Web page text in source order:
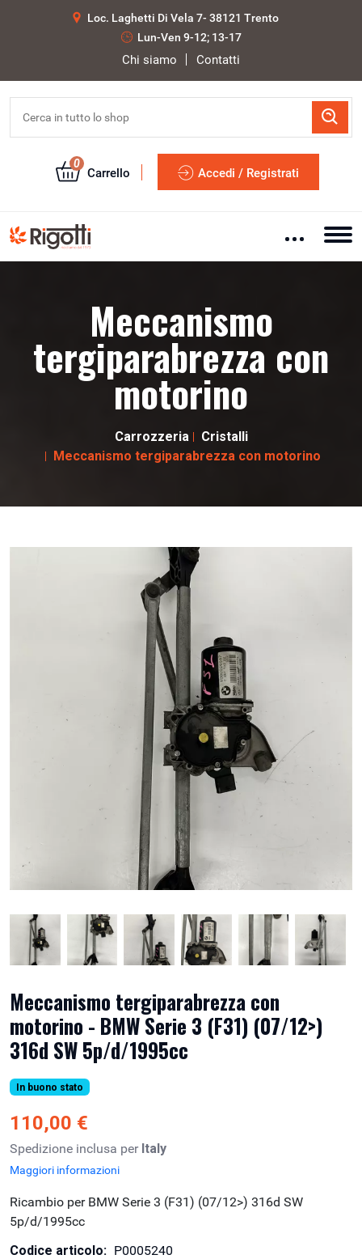
Loc. Laghetti Di Vela 7- 38121 Trento
Lun-Ven 9-12; 13-17
Chi siamo Contatti
0
Carrello Accedi / Registrati
Meccanismo
tergiparabrezza con
motorino
Carrozzeria
Cristalli
Meccanismo tergiparabrezza con motorino
Meccanismo tergiparabrezza con
motorino - BMW Serie 3 (F31) (07/12>)
316d SW 5p/d/1995cc
In buono stato
110,00 €
Spedizione inclusa per Italy
Maggiori informazioni
Ricambio per BMW Serie 3 (F31) (07/12>) 316d SW
5p/d/1995cc
Codice articolo: P0005240